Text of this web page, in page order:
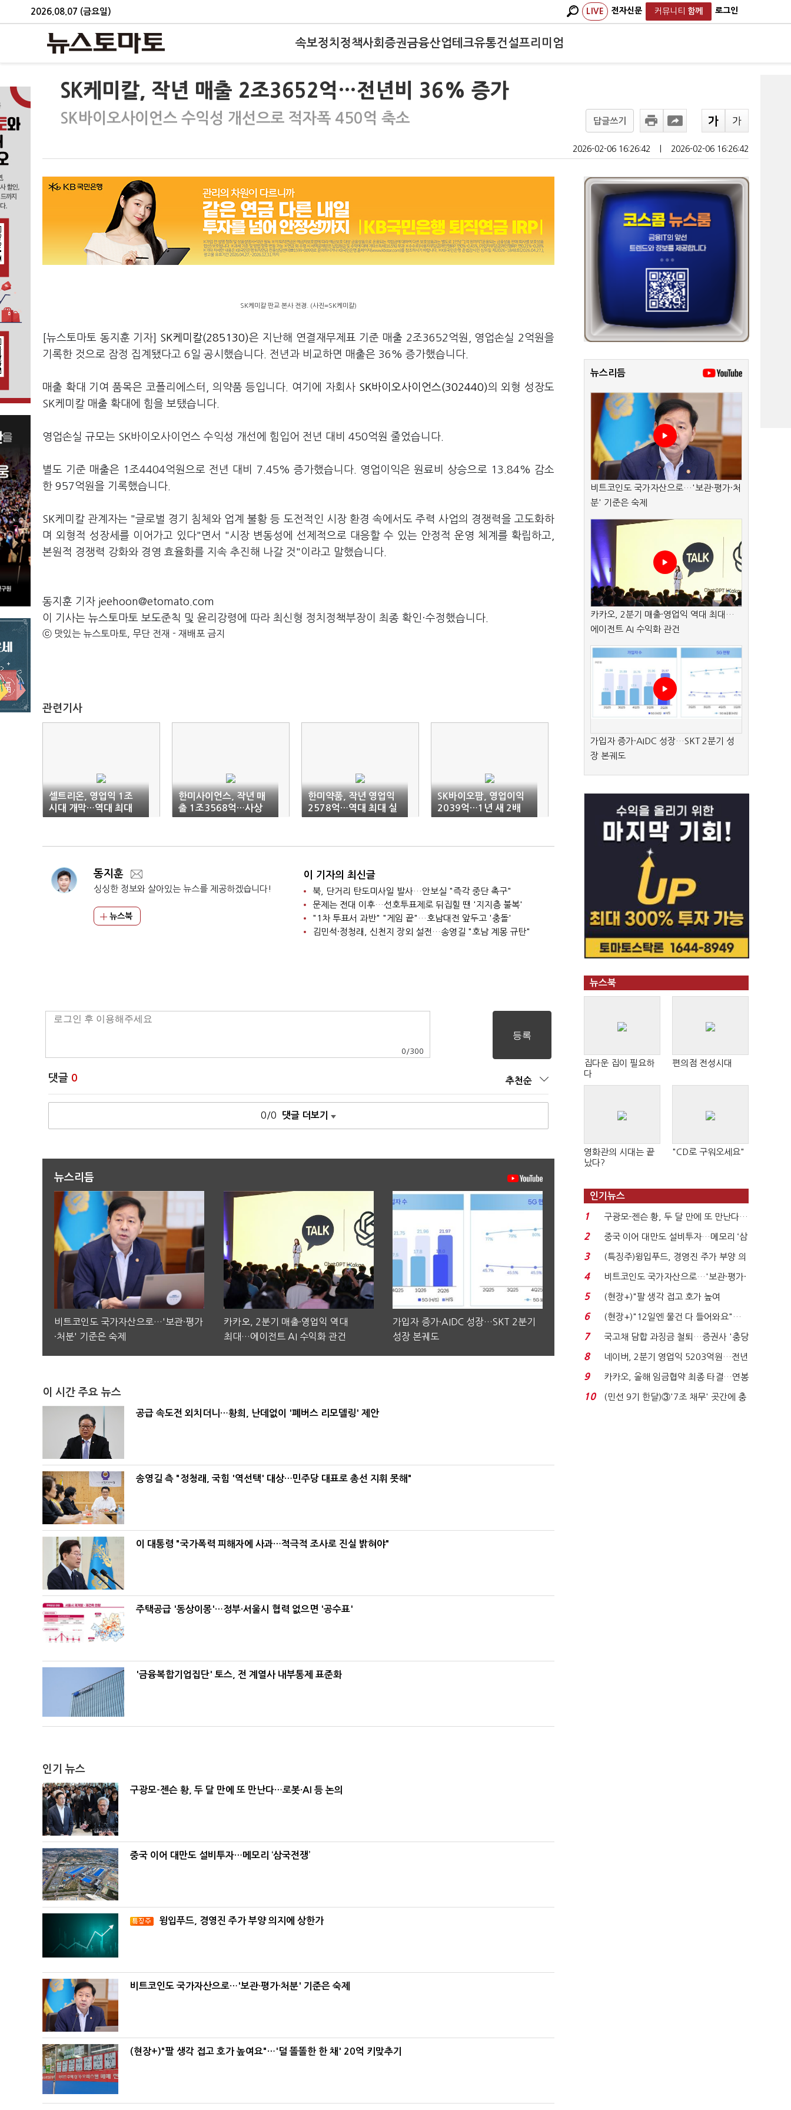
2026.08.07 (금요일) LIVE 전자신문 커뮤니티 함께 로그인
속보정치 정책사회 증권금융산업테크유통건설프리미엄
SK케미칼, 작년 매출 2조3652억…전년비 36% 증가
SK바이오사이언스 수익성 개선으로 적자폭 450억 축소 답글쓰기
2026-02-06 16:26:42 2026-02-06 16:26:42
SK케미칼 판교 본사 전경. (사진=SK케미칼)
[뉴스토마토 동지훈 기자] SK케미칼(285130)은 지난해 연결재무제표 기준 매출 2조3652억원, 영업손실 2억원을
기록한 것으로 잠정 집계됐다고 6일 공시했습니다. 전년과 비교하면 매출은 36% 증가했습니다.
매출 확대 기여 품목은 코폴리에스터, 의약품 등입니다. 여기에 자회사 SK바이오사이언스(302440)의 외형 성장도
SK케미칼 매출 확대에 힘을 보탰습니다.
영업손실 규모는 SK바이오사이언스 수익성 개선에 힘입어 전년 대비 450억원 줄었습니다.
별도 기준 매출은 1조4404억원으로 전년 대비 7.45% 증가했습니다. 영업이익은 원료비 상승으로 13.84% 감소
한 957억원을 기록했습니다.
SK케미칼 관계자는 "글로벌 경기 침체와 업계 불황 등 도전적인 시장 환경 속에서도 주력 사업의 경쟁력을 고도화하
며 외형적 성장세를 이어가고 있다"면서 "시장 변동성에 선제적으로 대응할 수 있는 안정적 운영 체계를 확립하고,
본원적 경쟁력 강화와 경영 효율화를 지속 추진해 나갈 것"이라고 말했습니다.
동지훈 기자 jeehoon@etomato.com
이 기사는 뉴스토마토 보도준칙 및 윤리강령에 따라 최신형 정치정책부장이 최종 확인·수정했습니다.
ⓒ 맛있는 뉴스토마토, 무단 전재 - 재배포 금지
관련기사
셀트리온, 영업익 1조
시대 개막…역대 최대
실적
한미사이언스, 작년 매
출 1조3568억…사상
최대치 경신
한미약품, 작년 영업익
2578억…역대 최대 실
적
SK바이오팜, 영업이익
2039억…1년 새 2배
증가
동지훈
싱싱한 정보와 살아있는 뉴스를 제공하겠습니다!
뉴스북
이 기자의 최신글
북, 단거리 탄도미사일 발사…안보실 "즉각 중단 촉구"
문제는 전대 이후…선호투표제로 뒤집힐 땐 '지지층 불복'
"1차 투표서 과반" "게임 끝"…호남대전 앞두고 '충돌'
김민석·정청래, 신천지 장외 설전…송영길 "호남 계몽 규탄"
0 /300
댓글 0 추천순
0/0 댓글 더보기
뉴스리듬
비트코인도 국가자산으로…'보관·평가
·처분' 기준은 숙제
카카오, 2분기 매출·영업익 역대
최대…에이전트 AI 수익화 관건
가입자 증가·AIDC 성장…SKT 2분기
성장 본궤도
이 시간 주요 뉴스
공급 속도전 외치더니…황희, 난데없이 '폐버스 리모델링' 제안
송영길 측 "정청래, 국힘 '역선택' 대상…민주당 대표로 총선 지휘 못해"
이 대통령 "국가폭력 피해자에 사과…적극적 조사로 진실 밝혀야"
주택공급 '동상이몽'…정부·서울시 협력 없으면 '공수표'
'금융복합기업집단' 토스, 전 계열사 내부통제 표준화
인기 뉴스
구광모-젠슨 황, 두 달 만에 또 만난다…로봇·AI 등 논의
중국 이어 대만도 설비투자…메모리 ‘삼국전쟁’
윙입푸드, 경영진 주가 부양 의지에 상한가
비트코인도 국가자산으로…'보관·평가·처분' 기준은 숙제
(현장+)"팔 생각 접고 호가 높여요"…'덜 똘똘한 한 채' 20억 키맞추기
뉴스리듬
비트코인도 국가자산으로…'보관·평가·처
분' 기준은 숙제
카카오, 2분기 매출·영업익 역대 최대…
에이전트 AI 수익화 관건
가입자 증가·AIDC 성장…SKT 2분기 성
장 본궤도
뉴스북
집다운 집이 필요하
다
편의점 전성시대
영화관의 시대는 끝
났다?
"CD로 구워오세요"
인기뉴스
1
구광모-젠슨 황, 두 달 만에 또 만난다…
로봇·AI 등 논...
2
중국 이어 대만도 설비투자…메모리 ‘삼
국전쟁’
3
(특징주)윙입푸드, 경영진 주가 부양 의
지에 상한가...
4
비트코인도 국가자산으로…'보관·평가·
처분' 기준은 ...
5
(현장+)"팔 생각 접고 호가 높여
요"…'덜 똘똘한 한 채' 20...
6
(현장+)"12일엔 물건 다 들어와요"…
빈 매대 채우며 문 연 ...
7
국고채 담합 과징금 철퇴…증권사 '충당
금 폭탄' 우려...
8
네이버, 2분기 영업익 5203억원…전년
비 0.2% 감소...
9
카카오, 올해 임금협약 최종 타결…연봉
6.3% 인상·격려...
10
(민선 9기 한달)③'7조 채무' 곳간에 충